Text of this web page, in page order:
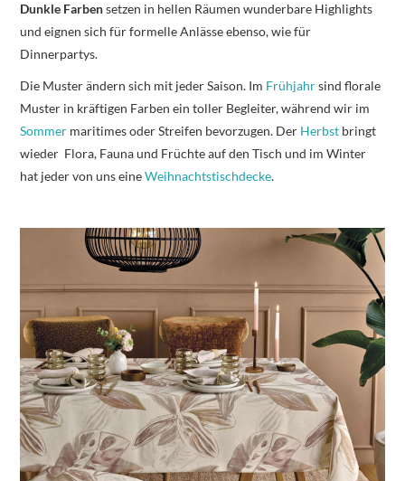
Dunkle Farbensetzen in hellen Räumen wunderbare Highlights
und eignen sich für formelle Anlässe ebenso, wie für
Dinnerpartys.
Die Muster ändern sich mit jeder Saison. Im Frühjahrsind florale
Muster in kräftigen Farben ein toller Begleiter, während wir im
Sommer maritimes oder Streifen bevorzugen. Der Herbst bringt
wieder Flora, Fauna und Früchte auf den Tisch und im Winter
hat jeder von uns eineWeihnachtstischdecke.